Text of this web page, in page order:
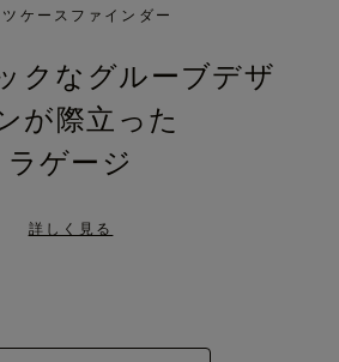
ケースファインダー
クなグルーブデザ
が際立った
ラゲージ
詳しく見る